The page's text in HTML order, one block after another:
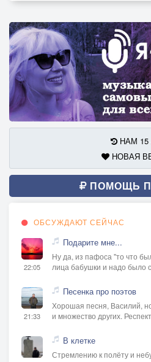
НАМ 15
НОВАЯ
ПОМОЩЬ
ОБСУЖДАЮТ СЕЙЧАС
22:05
Подарите мне...
Ну да, из пафоса "то что
лица бабушки и надо было
21:33
Песенка про поэтов
Хорошая песня, Василий,
и множество других.
В клетке
Стремлению к полёту и